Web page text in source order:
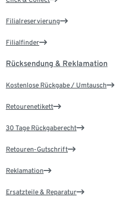
Filialreservierung
Filialfinder
Rücksendung & Reklamation
Kostenlose Rückgabe / Umtausch
Retourenetikett
30 Tage Rückgaberecht
Retouren-Gutschrift
Reklamation
Ersatzteile & Reparatur